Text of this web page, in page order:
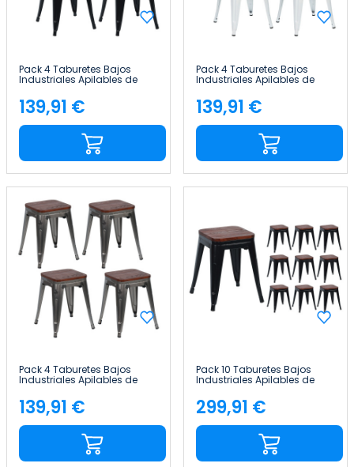
Pack 4 Taburetes Bajos
Industriales Apilables de
Acero y Madera
38x38x46cm Thinia Home
Precio
139,91 €
Pack 4 Taburetes Bajos
Industriales Apilables de
Acero y Madera
38x38x46cm Thinia Home
Precio
139,91 €
Pack 4 Taburetes Bajos
Industriales Apilables de
Acero y Madera
38x38x46cm Thinia Home
Precio
139,91 €
Pack 10 Taburetes Bajos
Industriales Apilables de
Acero y Madera
38x38x46cm Thinia Home
Precio
299,91 €